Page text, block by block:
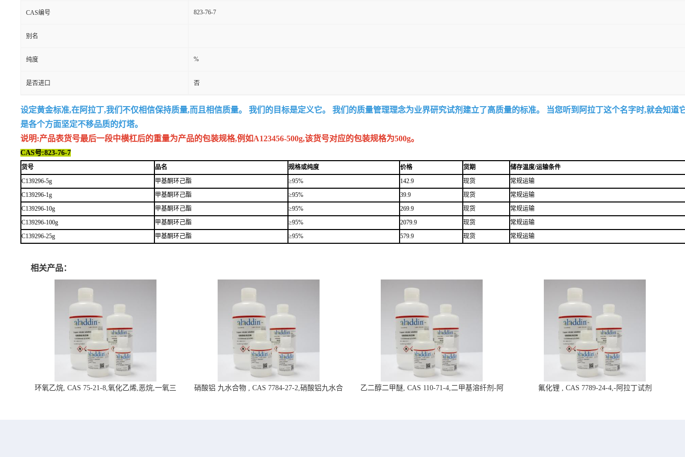
CAS编号 823-76-7
别名
纯度 %
是否进口 否
设定黄金标准,在阿拉丁,我们不仅相信保持质量,而且相信质量。 我们的目标是定义它。 我们的质量管理理念为业界研究试剂建立了高质量的标准。 当您听到阿拉丁这个名字时,就会知道
是各个方面坚定不移品质的灯塔。
说明:产品表货号最后一段中横杠后的重量为产品的包装规格,例如A123456-500g,该货号对应的包装规格为500g。
CAS号:823-76-7
货号 品名 规格或纯度 价格 货期
储存温度/运输条件
C139296-5g
甲基酮环己酯 ≥95% 142.9 现货
常规运输
C139296-1g
甲基酮环己酯 ≥95% 39.9 现货
常规运输
C139296-10g
甲基酮环己酯 ≥95% 269.9 现货
常规运输
C139296-100g
甲基酮环己酯 ≥95% 2079.9 现货
常规运输
C139296-25g
甲基酮环己酯 ≥95% 579.9 现货 常规运输
相关产品：
环氧乙烷, CAS 75-21-8,氧化乙烯,恶烷,一氧三
硝酸铝 九水合物 , CAS 7784-27-2,硝酸铝九水合
乙二醇二甲醚, CAS 110-71-4,二甲基溶纤剂-阿
氟化锂 , CAS 7789-24-4,-阿拉丁试剂